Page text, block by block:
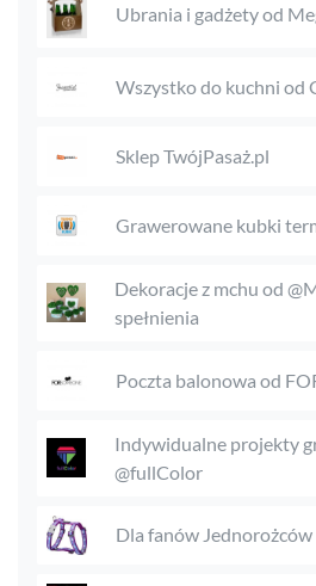
Ubrania i gadżety od
Wszystko do kuchni od
Sklep TwójPasaż.pl
Grawerowane kubki
Dekoracje z mchu od
spełnienia
Poczta balonowa od
Indywidualne projekty
@fullColor
Dla fanów Jednorożców